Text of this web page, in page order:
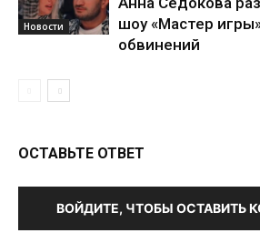
Новости
шоу «Мастер
обвинений
ОСТАВЬТЕ ОТВЕТ
ВОЙДИТЕ, ЧТОБЫ ОСТАВИТЬ